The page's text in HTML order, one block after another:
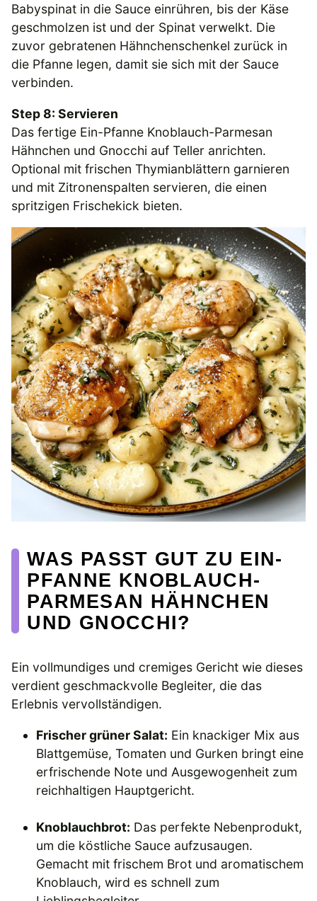
Babyspinat in die Sauce einrühren, bis der Käse
geschmolzen ist und der Spinat verwelkt. Die
zuvor gebratenen Hähnchenschenkel zurück in
die Pfanne legen, damit sie sich mit der Sauce
verbinden.
Step 8: Servieren
Das fertige Ein-Pfanne Knoblauch-Parmesan
Hähnchen und Gnocchi auf Teller anrichten.
Optional mit frischen Thymianblättern garnieren
und mit Zitronenspalten servieren, die einen
spritzigen Frischekick bieten.
WAS PASST GUT ZU EIN-
PFANNE KNOBLAUCH-
PARMESAN HÄHNCHEN
UND GNOCCHI?
Ein vollmundiges und cremiges Gericht wie dieses
verdient geschmackvolle Begleiter, die das
Erlebnis vervollständigen.
Frischer grüner Salat: Ein knackiger Mix aus
Blattgemüse, Tomaten und Gurken bringt eine
erfrischende Note und Ausgewogenheit zum
reichhaltigen Hauptgericht.
Knoblauchbrot: Das perfekte Nebenprodukt,
um die köstliche Sauce aufzusaugen.
Gemacht mit frischem Brot und aromatischem
Knoblauch, wird es schnell zum